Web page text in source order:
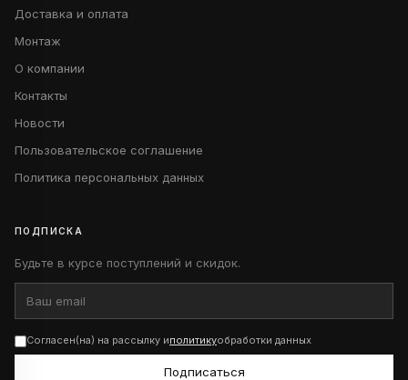
Доставка и оплата
Монтаж
О компании
Контакты
Новости
Пользовательское соглашение
Политика персональных данных
ПОДПИСКА
Будьте в курсе поступлений и скидок.
Согласен(на) на рассылку иполитикуобработки данных
Подписаться